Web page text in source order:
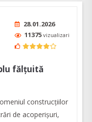
28.01.2026
11375 vizualizari
fălțuită
construcţiilor
de acoperişuri,